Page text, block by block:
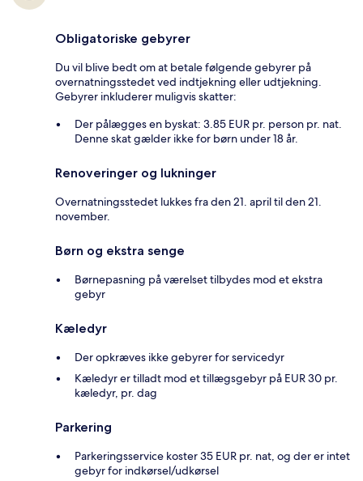
Obligatoriske gebyrer
Du vil blive bedt om at betale følgende gebyrer på
overnatningsstedet ved indtjekning eller udtjekning.
Gebyrer inkluderer muligvis skatter:
Der pålægges en byskat: 3.85 EUR pr. person pr. nat.
Denne skat gælder ikke for børn under 18 år.
Renoveringer og lukninger
Overnatningsstedet lukkes fra den 21. april til den 21.
november.
Børn og ekstra senge
Børnepasning på værelset tilbydes mod et ekstra
gebyr
Kæledyr
Der opkræves ikke gebyrer for servicedyr
Kæledyr er tilladt mod et tillægsgebyr på EUR 30 pr.
kæledyr, pr. dag
Parkering
Parkeringsservice koster 35 EUR pr. nat, og der er intet
gebyr for indkørsel/udkørsel